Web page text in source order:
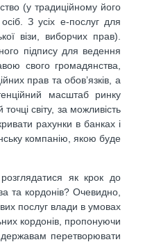
(у традиційному його
З усіх е-послуг для
візи, виборчих прав).
підпису для ведення
свого громадянства,
прав та обов’язків, а
масштаб ринку
світу, за можливість
рахунки в банках і
компанію, якою буде
як крок до
та кордонів? Очевидно,
послуг влади в умовах
кордонів, пропонуючи
державам перетворювати